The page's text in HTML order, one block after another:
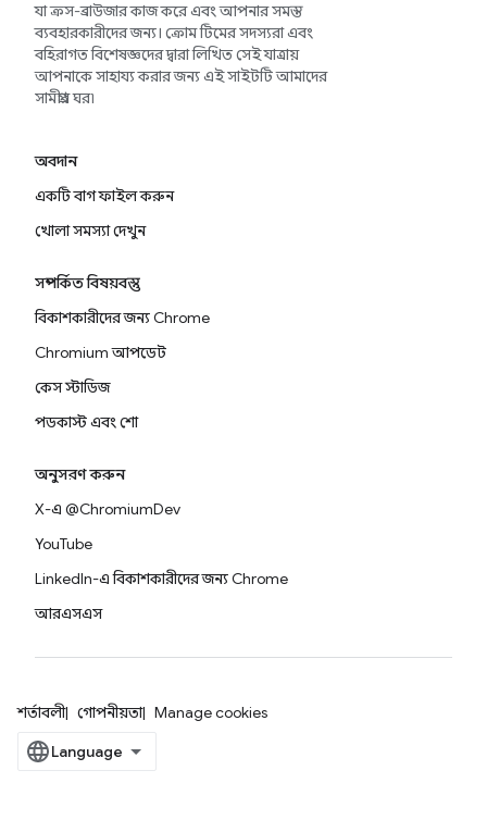
যা ক্রস-ব্রাউজার কাজ করে এবং আপনার সমস্ত
ব্যবহারকারীদের জন্য। ক্রোম টিমের সদস্যরা এবং
বহিরাগত বিশেষজ্ঞদের দ্বারা লিখিত সেই যাত্রায়
আপনাকে সাহায্য করার জন্য এই সাইটটি আমাদের
সামগ্রীর ঘর৷
অবদান
একটি বাগ ফাইল করুন
খোলা সমস্যা দেখুন
সম্পর্কিত বিষয়বস্তু
বিকাশকারীদের জন্য Chrome
Chromium আপডেট
কেস স্টাডিজ
পডকাস্ট এবং শো
অনুসরণ করুন
X-এ @ChromiumDev
YouTube
LinkedIn-এ বিকাশকারীদের জন্য Chrome
আরএসএস
শর্তাবলী গোপনীয়তা Manage cookies